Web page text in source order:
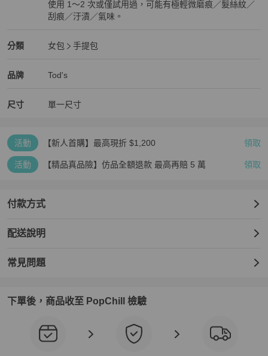
使用 1～2 次或僅試用過，可能有極輕微磨痕／髮絲紋／
刮痕／汙漬／氣味。
分類
Tod's 分類資訊
女包
手提包
品牌
Tod's 女包品牌介紹
Tod's
Tod's 推薦清單
尺寸 單一尺寸
活動 【新人首購】最高現折 $1,200 領取
活動 【精品真品險】仿品全額退款 最高再賠 5 萬 領取
付款方式
配送說明
常見問題
下單後，商品收至 PopChill 檢驗